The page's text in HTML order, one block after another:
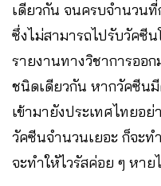
เดียวกัน จนครบจำนวน
ซึ่งไม่สามารถไปรับวัคซี
รายงานทางวิชาการออ
ชนิดเดียวกัน หากวัคซีน
เข้ามายังประเทศไทยอ
วัคซีนจำนวนเยอะ ก็จะ
จะทำใหัไวรัสค่อย ๆ หาย